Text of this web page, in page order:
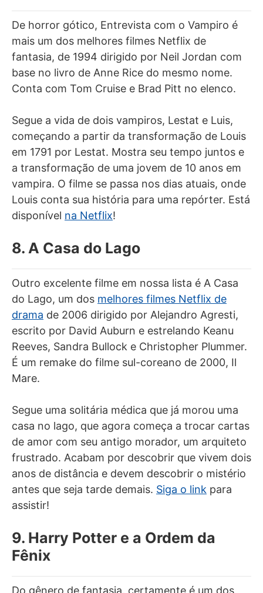
De horror gótico, Entrevista com o Vampiro é
mais um dos melhores filmes Netflix de
fantasia, de 1994 dirigido por Neil Jordan com
base no livro de Anne Rice do mesmo nome.
Conta com Tom Cruise e Brad Pitt no elenco.
Segue a vida de dois vampiros, Lestat e Luis,
começando a partir da transformação de Louis
em 1791 por Lestat. Mostra seu tempo juntos e
a transformação de uma jovem de 10 anos em
vampira. O filme se passa nos dias atuais, onde
Louis conta sua história para uma repórter. Está
disponível na Netflix!
8. A Casa do Lago
Outro excelente filme em nossa lista é A Casa
do Lago, um dos melhores filmes Netflix de
drama de 2006 dirigido por Alejandro Agresti,
escrito por David Auburn e estrelando Keanu
Reeves, Sandra Bullock e Christopher Plummer.
É um remake do filme sul-coreano de 2000, Il
Mare.
Segue uma solitária médica que já morou uma
casa no lago, que agora começa a trocar cartas
de amor com seu antigo morador, um arquiteto
frustrado. Acabam por descobrir que vivem dois
anos de distância e devem descobrir o mistério
antes que seja tarde demais. Siga o link para
assistir!
9. Harry Potter e a Ordem da
Fênix
Do gênero de fantasia, certamente é um dos